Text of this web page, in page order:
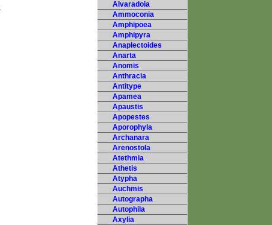
Alvaradoia
Ammoconia
Amphipoea
Amphipyra
Anaplectoides
Anarta
Anomis
Anthracia
Antitype
Apamea
Apaustis
Apopestes
Aporophyla
Archanara
Arenostola
Atethmia
Athetis
Atypha
Auchmis
Autographa
Autophila
Axylia